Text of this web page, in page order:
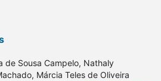
de Sousa Campelo, Nathaly
Márcia Teles de Oliveira